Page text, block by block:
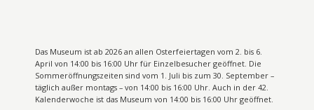
Das Museum ist ab 2026 an allen Osterfeiertagen vom 2. bis 6.
April von 14:00 bis 16:00 Uhr für Einzelbesucher geöffnet. Die
Sommeröffnungszeiten sind vom 1. Juli bis zum 30. September –
täglich außer montags – von 14:00 bis 16:00 Uhr. Auch in der 42.
Kalenderwoche ist das Museum von 14:00 bis 16:00 Uhr geöffnet.